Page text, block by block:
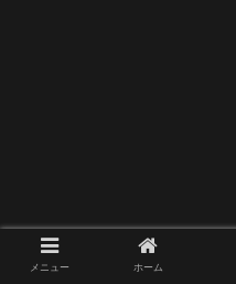
メニュー ホーム